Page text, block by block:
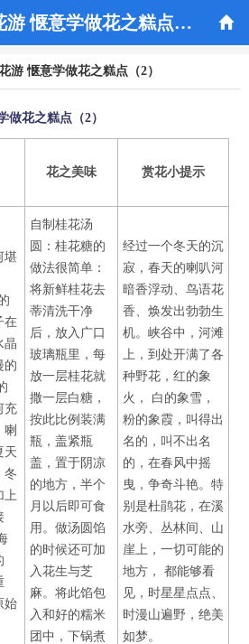
四川周边赏花游 惬意学做花之糕点（2） 
游 惬意学做花之糕点（2）
做花之糕点（2）
花之美味 赏花小提示
堪
在
晶
的
充
天
冬
上
始
自制桂花汤
圆：桂花糖的
做法很简单：
将新鲜桂花去
蒂清洗干净
后，放入广口
玻璃瓶里，每
放一层桂花就
撒一层白糖，
按此比例装满
瓶，盖紧瓶
盖，置于阴凉
的地方，半个
月以后即可食
用。做汤圆馅
的时候还可加
入花生与芝
麻。将此馅包
入和好的糯米
团中，下锅煮
经过一个冬天的沉
寂，春天的喇叭河
暗香浮动、鸟语花
香、焕发出勃勃生
机。峡谷中，河滩
上，到处开满了各
种野花，红的象
火， 白的象雪，
粉的象霞，叫得出
名的，叫不出名
的，在春风中摇
曳，争奇斗艳。特
别是杜鹃花，在溪
水旁、丛林间、山
崖上，一切可能的
地方， 都能够看
见，时星星点点、
时漫山遍野，绝美
如梦。